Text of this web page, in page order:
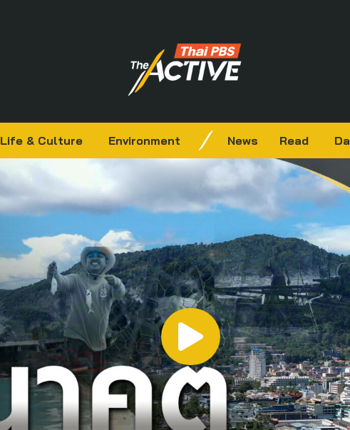
Life & Culture Environment News Read